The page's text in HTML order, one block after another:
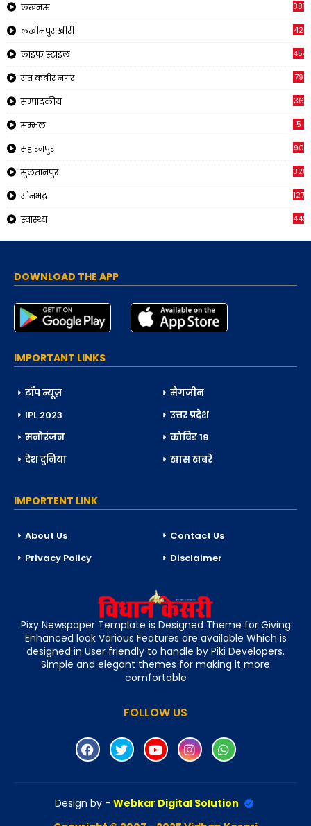
लखनऊ 3816
लखीमपुर खीरी 42
लाइफ स्टाइल 454
संत कबीर नगर 79
सम्पादकीय 36
सम्भल 5
सहारनपुर 90
सुलतानपुर 328
सोनभद्र 1270
स्वास्थ्य 449
DOWNLOAD THE APP
IMPORTANT LINKS
टॉप न्यूज़
मैगजीन
IPL 2023
उत्तर प्रदेश
मनोरंजन
कोविड 19
देश दुनिया
खास खबरें
IMPORTENT LINK
About Us
Contact Us
Privacy Policy
Disclaimer
Pixy Newspaper Template is Designed Theme for Giving
Enhanced look Various Features are available Which is
designed in User friendly to handle by Piki Developers.
Simple and elegant themes for making it more
comfortable
FOLLOW US
Design by - Webkar Digital Solution